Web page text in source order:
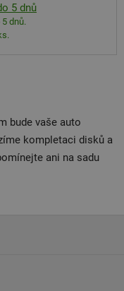
5 dnů
5 dnů.
bude vaše auto
kompletaci disků a
ani na sadu